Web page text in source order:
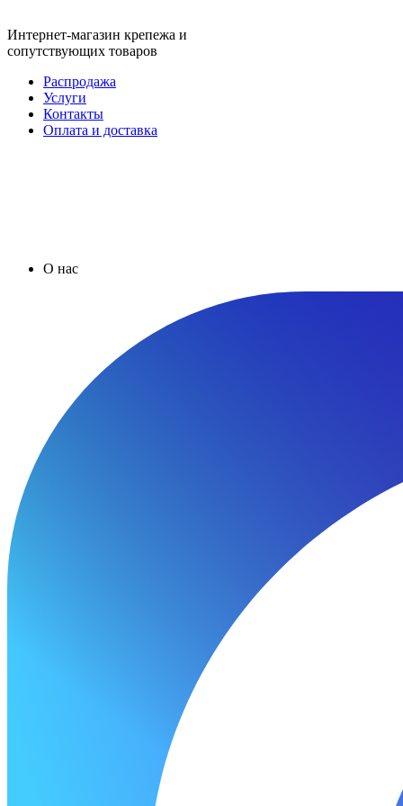
Интернет-магазин крепежа и
сопутствующих товаров
Распродажа
Услуги
Контакты
Оплата и доставка
О нас